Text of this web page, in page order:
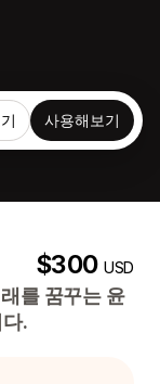
사용해보기
$300USD
를 꿈꾸는 윤
.